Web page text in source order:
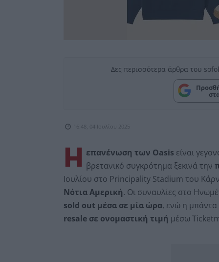
Δες περισσότερα άρθρα του
16:48, 04 Ιουλίου 2025
Η επανένωση των Oasis είναι
βρετανικό συγκρότημα ξεκινά την
Ιουλίου στο Principality Stadium του
Νότια Αμερική. Οι συναυλίες στο
sold out μέσα σε μία ώρα, ενώ η μπάντα
resale σε ονομαστική τιμή μέσω